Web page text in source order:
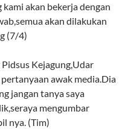
akan bekerja dengan
akan dilakukan
(7/4)
Kejagung,Udar
awak media.Dia
jangan tanya saya
mengumbar
nya. (Tim)